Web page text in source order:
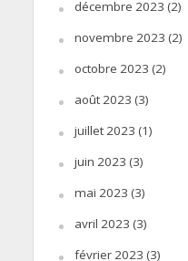
décembre 2023 (2)
novembre 2023 (2)
octobre 2023 (2)
août 2023 (3)
juillet 2023 (1)
juin 2023 (3)
mai 2023 (3)
avril 2023 (3)
février 2023 (3)